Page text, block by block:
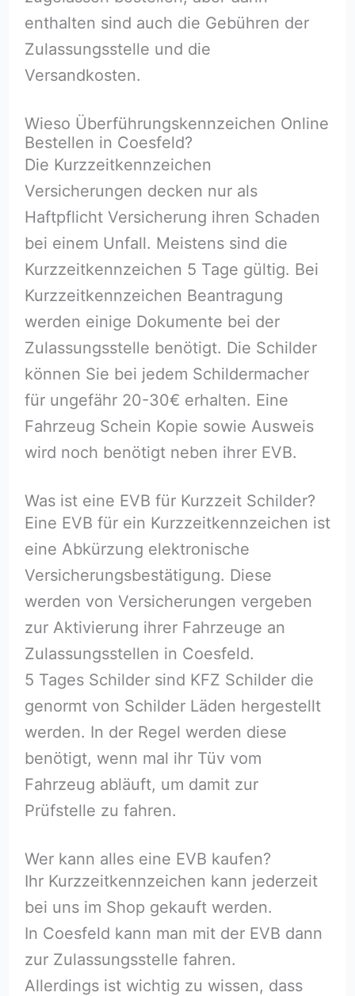
enthalten sind auch die Gebühren der
Zulassungsstelle und die
Versandkosten.
Wieso Überführungskennzeichen Online
Bestellen in Coesfeld?
Die Kurzzeitkennzeichen
Versicherungen decken nur als
Haftpflicht Versicherung ihren Schaden
bei einem Unfall. Meistens sind die
Kurzzeitkennzeichen 5 Tage gültig. Bei
Kurzzeitkennzeichen Beantragung
werden einige Dokumente bei der
Zulassungsstelle benötigt. Die Schilder
können Sie bei jedem Schildermacher
für ungefähr 20-30€ erhalten. Eine
Fahrzeug Schein Kopie sowie Ausweis
wird noch benötigt neben ihrer EVB.
Was ist eine EVB für Kurzzeit Schilder?
Eine EVB für ein Kurzzeitkennzeichen ist
eine Abkürzung elektronische
Versicherungsbestätigung. Diese
werden von Versicherungen vergeben
zur Aktivierung ihrer Fahrzeuge an
Zulassungsstellen in Coesfeld.
5 Tages Schilder sind KFZ Schilder die
genormt von Schilder Läden hergestellt
werden. In der Regel werden diese
benötigt, wenn mal ihr Tüv vom
Fahrzeug abläuft, um damit zur
Prüfstelle zu fahren.
Wer kann alles eine EVB kaufen?
Ihr Kurzzeitkennzeichen kann jederzeit
bei uns im Shop gekauft werden.
In Coesfeld kann man mit der EVB dann
zur Zulassungsstelle fahren.
Allerdings ist wichtig zu wissen, dass